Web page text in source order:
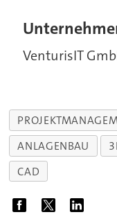
VenturisIT
ANLAGENBAU
CAD